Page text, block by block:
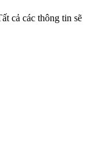
cả các thông tin sẽ